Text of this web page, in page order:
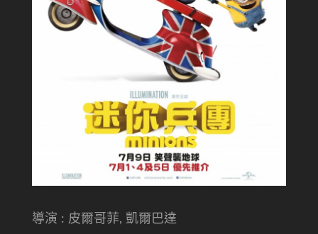
導演 : 皮爾哥菲, 凱爾巴達